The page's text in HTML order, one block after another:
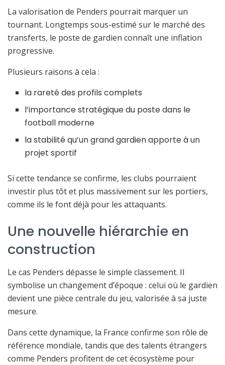
La valorisation de Penders pourrait marquer un
tournant. Longtemps sous-estimé sur le marché des
transferts, le poste de gardien connaît une inflation
progressive.
Plusieurs raisons à cela :
la rareté des profils complets
l’importance stratégique du poste dans le
football moderne
la stabilité qu’un grand gardien apporte à un
projet sportif
Si cette tendance se confirme, les clubs pourraient
investir plus tôt et plus massivement sur les portiers,
comme ils le font déjà pour les attaquants.
Une nouvelle hiérarchie en
construction
Le cas Penders dépasse le simple classement. Il
symbolise un changement d’époque : celui où le gardien
devient une pièce centrale du jeu, valorisée à sa juste
mesure.
Dans cette dynamique, la France confirme son rôle de
référence mondiale, tandis que des talents étrangers
comme Penders profitent de cet écosystème pour